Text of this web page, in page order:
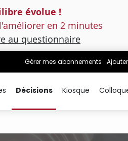
évolue !
en 2 minutes
au questionnaire
Gérer mes abonnements
Décisions Kiosque